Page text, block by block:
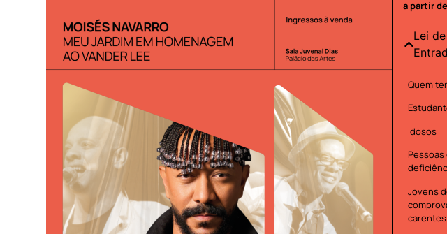
a partir
Lei
Quem
Idosos
Pessoas
Jovens
carentes